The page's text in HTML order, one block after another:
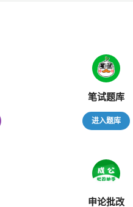
笔试题库
进入题库
申论批改